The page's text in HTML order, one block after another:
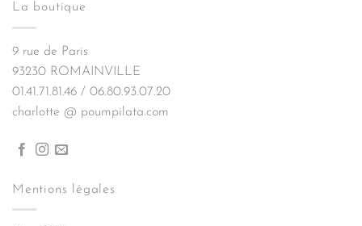
La boutique
9 rue de Paris
93230 ROMAINVILLE
01.41.71.81.46 / 06.80.93.07.20
charlotte @ poumpilata.com
Mentions légales